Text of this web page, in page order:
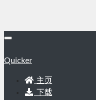
Quicker
主页
下载